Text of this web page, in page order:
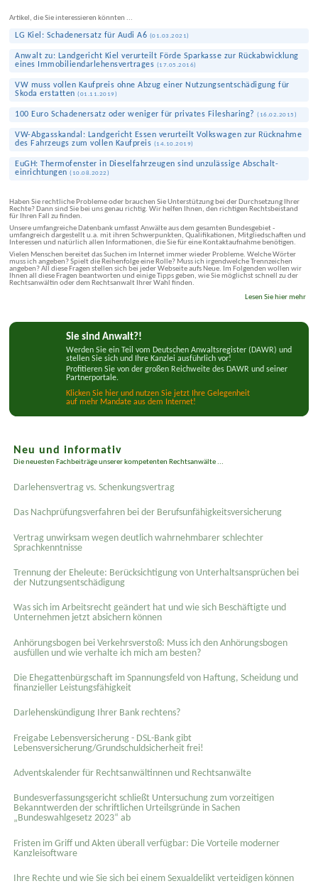
Artikel, die Sie interessieren könnten ...
LG Kiel: Schaden­ersatz für Audi A6 (01.03.2021)
Anwalt zu: Landgericht Kiel verurteilt Förde Sparkasse zur Rück­abwicklung
eines Immobilien­darlehens­vertrages ( 17.05.2016)
VW muss vollen Kaufpreis ohne Abzug einer Nutzungs­entschädigung für
Skoda erstatten( 01.11.2019)
100 Euro Schadenersatz oder weniger für privates Filesharing?( 16.02.2015 )
VW-Abgas­skandal: Landgericht Essen verurteilt Volkswagen zur Rücknahme
des Fahrzeugs zum vollen Kaufpreis ( 14.10.2019)
EuGH: Thermo­fenster in Diesel­fahrzeugen sind unzulässige Abschalt­
einrichtungen( 10.08.2022 )
Haben Sie rechtliche Probleme oder brauchen Sie Unterstützung bei der Durchsetzung Ihrer
Rechte? Dann sind Sie bei uns genau richtig. Wir helfen Ihnen, den richtigen Rechtsbeistand
für Ihren Fall zu finden.
Unsere umfangreiche Datenbank umfasst Anwälte aus dem gesamten Bundesgebiet -
umfangreich dargestellt u.a. mit ihren Schwerpunkten, Qualifikationen, Mitgliedschaften und
Interessen und natürlich allen Informationen, die Sie für eine Kontaktaufnahme benötigen.
Vielen Menschen bereitet das Suchen im Internet immer wieder Probleme. Welche Wörter
muss ich angeben? Spielt die Reihenfolge eine Rolle? Muss ich irgendwelche Trennzeichen
angeben? All diese Fragen stellen sich bei jeder Webseite aufs Neue. Im Folgenden wollen wir
Ihnen all diese Fragen beantworten und einige Tipps geben, wie Sie möglichst schnell zu der
Rechtsanwältin oder dem Rechtsanwalt Ihrer Wahl finden.
Lesen Sie hier mehr
Sie sind Anwalt?!
Werden Sie ein Teil vom Deutschen Anwaltsregister (DAWR) und
stellen Sie sich und Ihre Kanzlei ausführlich vor!
Profitieren Sie von der großen Reichweite des DAWR und seiner
Partnerportale.
Klicken Sie hier und nutzen Sie jetzt Ihre Gelegenheit
auf mehr Mandate aus dem Internet!
Neu und informativ
Die neuesten Fachbeiträge unserer kompetenten Rechtsanwälte ...
Darlehensvertrag vs. Schenkungsvertrag
Das Nachprüfungsverfahren bei der Berufsunfähigkeitsversicherung
Vertrag unwirksam wegen deutlich wahrnehmbarer schlechter
Sprachkenntnisse
Trennung der Eheleute: Berücksichtigung von Unterhaltsansprüchen bei
der Nutzungsentschädigung
Was sich im Arbeitsrecht geändert hat und wie sich Beschäftigte und
Unternehmen jetzt absichern können
Anhörungsbogen bei Verkehrsverstoß: Muss ich den Anhörungsbogen
ausfüllen und wie verhalte ich mich am besten?
Die Ehegattenbürgschaft im Spannungsfeld von Haftung, Scheidung und
finanzieller Leistungsfähigkeit
Darlehenskündigung Ihrer Bank rechtens?
Freigabe Lebensversicherung - DSL-Bank gibt
Lebensversicherung/Grundschuldsicherheit frei!
Adventskalender für Rechtsanwältinnen und Rechtsanwälte
Bundesverfassungsgericht schließt Untersuchung zum vorzeitigen
Bekanntwerden der schriftlichen Urteilsgründe in Sachen
„Bundeswahlgesetz 2023“ ab
Fristen im Griff und Akten überall verfügbar: Die Vorteile moderner
Kanzleisoftware
Ihre Rechte und wie Sie sich bei einem Sexual­delikt verteidigen können